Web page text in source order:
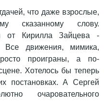
что даже взрослые,
сказанному слову.
от Кирилла Зайцева -
Все движения, мимика,
проиграны, а по-
Хотелось бы теперь
постановках. А Сергей
очаровательного